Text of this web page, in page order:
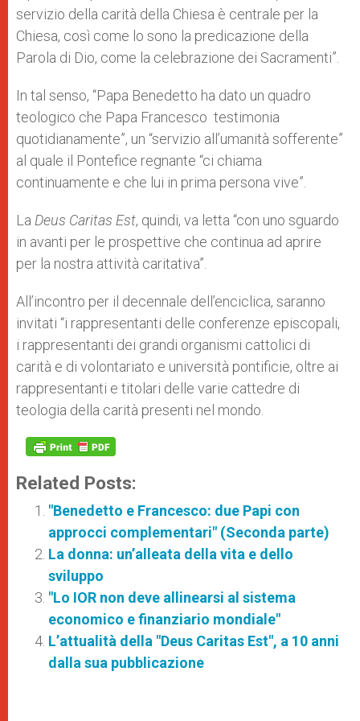
servizio della carità della Chiesa è centrale per la
Chiesa, così come lo sono la predicazione della
Parola di Dio, come la celebrazione dei Sacramenti”.
In tal senso, “Papa Benedetto ha dato un quadro
teologico che Papa Francesco testimonia
quotidianamente”, un “servizio all’umanità sofferente”
al quale il Pontefice regnante “ci chiama
continuamente e che lui in prima persona vive”.
La Deus Caritas Est, quindi, va letta “con uno sguardo
in avanti per le prospettive che continua ad aprire
per la nostra attività caritativa”.
All’incontro per il decennale dell’enciclica, saranno
invitati “i rappresentanti delle conferenze episcopali,
i rappresentanti dei grandi organismi cattolici di
carità e di volontariato e università pontificie, oltre ai
rappresentanti e titolari delle varie cattedre di
teologia della carità presenti nel mondo.
Related Posts:
"Benedetto e Francesco: due Papi con
approcci complementari" (Seconda parte)
La donna: un’alleata della vita e dello
sviluppo
"Lo IOR non deve allinearsi al sistema
economico e finanziario mondiale"
L’attualità della "Deus Caritas Est", a 10 anni
dalla sua pubblicazione